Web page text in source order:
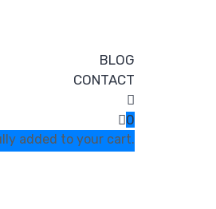
BLOG
CONTACT
0
added to your cart.